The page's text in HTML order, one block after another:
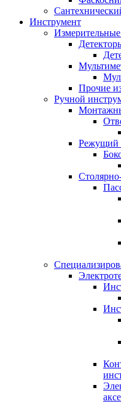
Инструмент
Прочие
Ручной
Режущий